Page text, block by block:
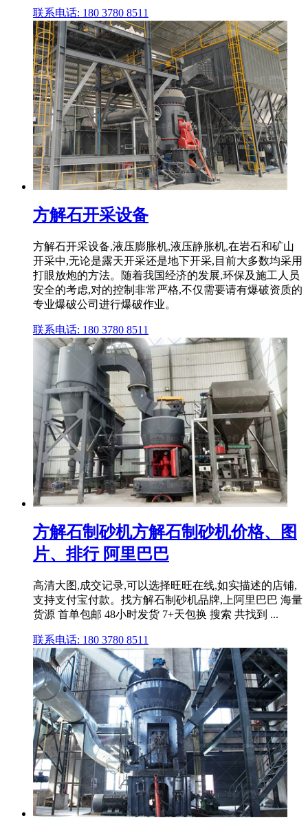
联系电话: 180 3780 8511
方解石开采设备
方解石开采设备,液压膨胀机,液压静胀机,在岩石和矿山
开采中,无论是露天开采还是地下开采,目前大多数均采用
打眼放炮的方法。随着我国经济的发展,环保及施工人员
安全的考虑,对的控制非常严格,不仅需要请有爆破资质的
专业爆破公司进行爆破作业。
联系电话: 180 3780 8511
方解石制砂机方解石制砂机价格、图
片、排行 阿里巴巴
高清大图,成交记录,可以选择旺旺在线,如实描述的店铺,
支持支付宝付款。找方解石制砂机品牌,上阿里巴巴 海量
货源 首单包邮 48小时发货 7+天包换 搜索 共找到 ...
联系电话: 180 3780 8511